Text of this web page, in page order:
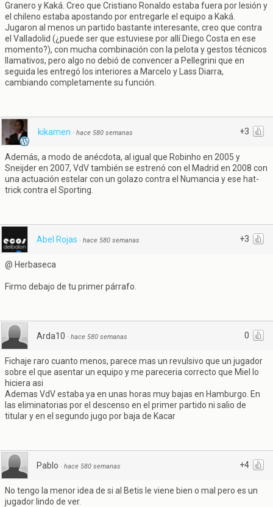
Granero y Kaká. Creo que Cristiano Ronaldo estaba fuera por lesión y
el chileno estaba apostando por entregarle el equipo a Kaká.
Jugaron al menos un partido bastante interesante, creo que contra
el Valladolid (¿puede ser que estuviese por allí Diego Costa en ese
momento?), con mucha combinación con la pelota y gestos técnicos
llamativos, pero algo no debió de convencer a Pellegrini que en
seguida les entregó los interiores a Marcelo y Lass Diarra,
cambiando completamente su función.
+3
kikamen · hace 580 semanas
Además, a modo de anécdota, al igual que Robinho en 2005 y
Sneijder en 2007, VdV también se estrenó con el Madrid en 2008 con
una actuación estelar con un golazo contra el Numancia y ese hat-
trick contra el Sporting.
+3
Abel Rojas · hace 580 semanas
@ Herbaseca
Firmo debajo de tu primer párrafo.
0
Arda10 · hace 580 semanas
Fichaje raro cuanto menos, parece mas un revulsivo que un jugador
sobre el que asentar un equipo y me pareceria correcto que Miel lo
hiciera asi
Ademas VdV estaba ya en unas horas muy bajas en Hamburgo. En
las eliminatorias por el descenso en el primer partido ni salio de
titular y en el segundo jugo por baja de Kacar
+4
Pablo · hace 580 semanas
No tengo la menor idea de si al Betis le viene bien o mal pero es un
jugador lindo de ver.